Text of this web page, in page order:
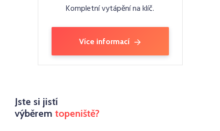
Kompletní vytápění na klíč.
Více informací
Jste si jistí
výběrem topeniště?